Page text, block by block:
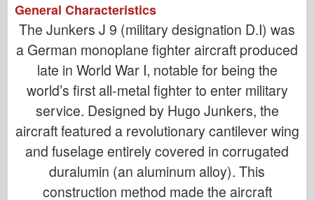
General Characteristics
The Junkers J 9 (military designation D.I) was
a German monoplane fighter aircraft produced
late in World War I, notable for being the
world’s first all-metal fighter to enter military
service. Designed by Hugo Junkers, the
aircraft featured a revolutionary cantilever wing
and fuselage entirely covered in corrugated
duralumin (an aluminum alloy). This
construction method made the aircraft